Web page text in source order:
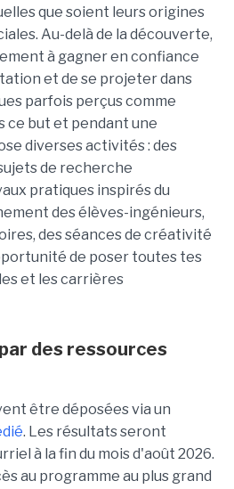
que soient leurs origines
Au-delà de la découverte,
à gagner en confiance
et de se projeter dans
parfois perçus comme
ce but et pendant une
diverses activités : des
de recherche
pratiques inspirés du
des élèves-ingénieurs,
des séances de créativité
de poser toutes tes
et les carrières
des ressources
être déposées via un
. Les résultats seront
à la fin du mois d'août 2026.
au programme au plus grand